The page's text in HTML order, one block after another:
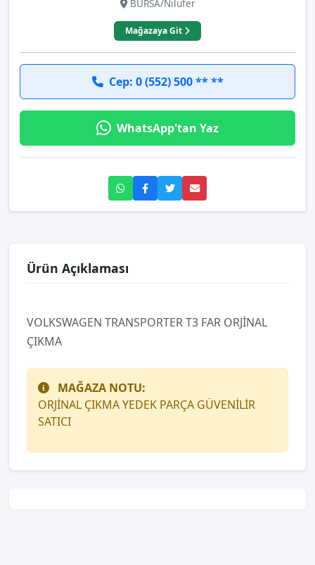
BURSA/Nilüfer
Mağazaya Git
Cep: 0 (552) 500 ** **
WhatsApp'tan Yaz
Ürün Açıklaması
VOLKSWAGEN TRANSPORTER T3 FAR ORJİNAL
ÇIKMA
MAĞAZA NOTU:
ORJİNAL ÇIKMA YEDEK PARÇA GÜVENİLİR
SATICI